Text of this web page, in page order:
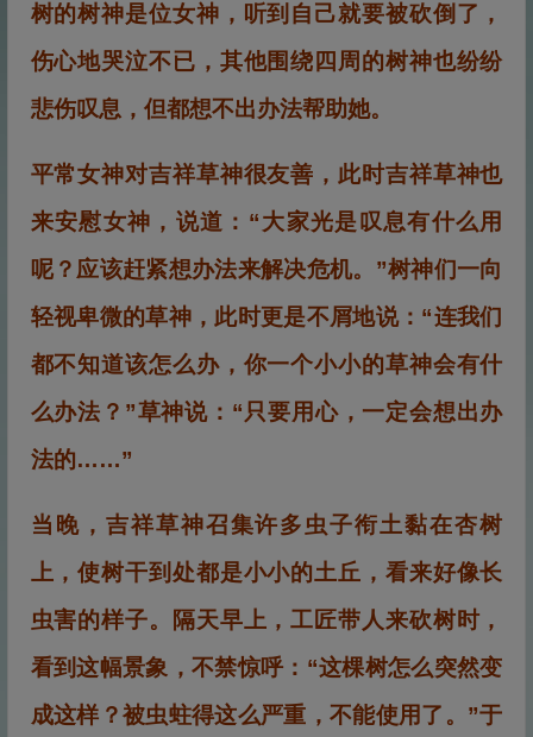
树的树神是位女神，听到自己就要被砍倒了，
伤心地哭泣不已，其他围绕四周的树神也纷纷
悲伤叹息，但都想不出办法帮助她。
平常女神对吉祥草神很友善，此时吉祥草神也
来安慰女神，说道：“大家光是叹息有什么用
呢？应该赶紧想办法来解决危机。”树神们一向
轻视卑微的草神，此时更是不屑地说：“连我们
都不知道该怎么办，你一个小小的草神会有什
么办法？”草神说：“只要用心，一定会想出办
法的……”
当晚，吉祥草神召集许多虫子衔土黏在杏树
上，使树干到处都是小小的土丘，看来好像长
虫害的样子。隔天早上，工匠带人来砍树时，
看到这幅景象，不禁惊呼：“这棵树怎么突然变
成这样？被虫蛀得这么严重，不能使用了。”于